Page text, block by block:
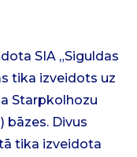
SIA „Siguldas
tika izveidots uz
Starpkolhozu
bāzes. Divus
tika izveidota